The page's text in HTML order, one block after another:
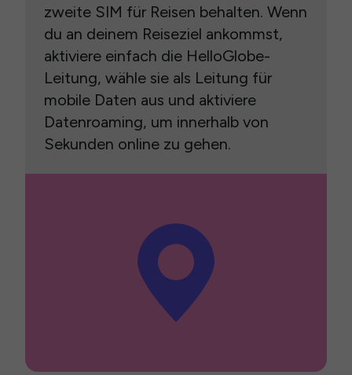
zweite SIM für Reisen behalten. Wenn
du an deinem Reiseziel ankommst,
aktiviere einfach die HelloGlobe-
Leitung, wähle sie als Leitung für
mobile Daten aus und aktiviere
Datenroaming, um innerhalb von
Sekunden online zu gehen.